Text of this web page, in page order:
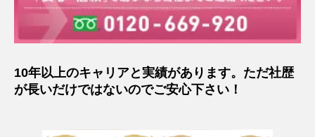
10年以上のキャリアと実績があります。ただ社歴
が長いだけではないのでご安心下さい！